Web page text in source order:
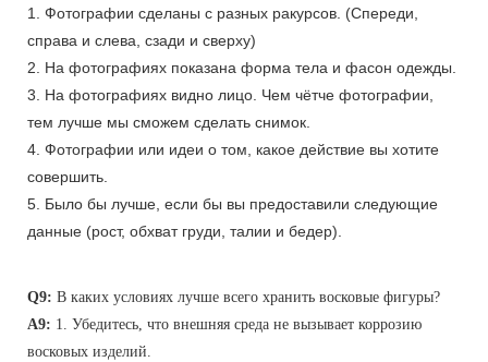
1. Фотографии сделаны с разных ракурсов. (Спереди,
справа и слева, сзади и сверху)
2. На фотографиях показана форма тела и фасон одежды.
3. На фотографиях видно лицо. Чем чётче фотографии,
тем лучше мы сможем сделать снимок.
4. Фотографии или идеи о том, какое действие вы хотите
совершить.
5. Было бы лучше, если бы вы предоставили следующие
данные (рост, обхват груди, талии и бедер).
Q9: В каких условиях лучше всего хранить восковые фигуры?
A9: 1. Убедитесь, что внешняя среда не вызывает коррозию
восковых изделий.